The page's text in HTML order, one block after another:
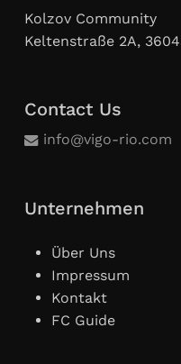
Kolzov Community
Keltenstraße 2A,
Contact Us
info@vigo-rio.com
Unternehmen
Über Uns
Impressum
Kontakt
FC Guide